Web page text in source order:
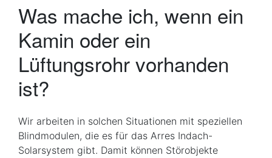
Was mache ich, wenn ein
Kamin oder ein
Lüftungsrohr vorhanden
ist?
Wir arbeiten in solchen Situationen mit speziellen
Blindmodulen, die es für das Arres Indach-
Solarsystem gibt. Damit können Störobjekte